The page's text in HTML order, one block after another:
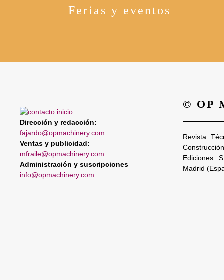
Ferias y eventos
Dirección y redacción:
fajardo@opmachinery.com
Ventas y publicidad:
mfraile@opmachinery.com
Administración y suscripciones
info@opmachinery.com
© OP
Revista
Ediciones
Madrid